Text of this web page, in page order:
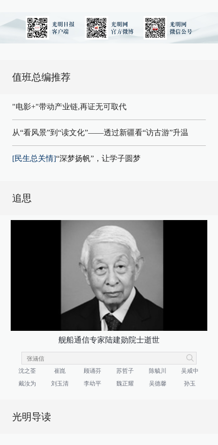
值班总编推荐
"电影+"带动产业链,再证无可取代
从“看风景”到“读文化”——透过新疆看“访古游”升温
[民生总关情]“深梦扬帆”，让学子圆梦
追思
舰船通信专家陆建勋院士逝世
沈之荃 崔崑 顾诵芬 苏哲子 陈毓川
吴咸中
戴汝为
刘玉清 李幼平 魏正耀 吴德馨 孙玉
光明导读